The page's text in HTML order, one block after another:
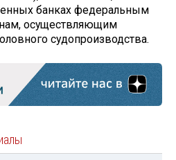
банках федеральным
осуществляющим
судопроизводства.